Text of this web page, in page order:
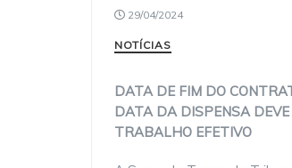
29/04/2024
NOTÍCIAS
DATA DE FIM DO
DATA DA DISPENSA
TRABALHO EFETIVO